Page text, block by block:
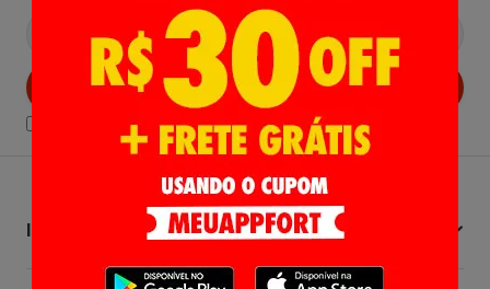
Cadastrar
Declaro estar ciente dasPoliticas de Privacidade.
Institucional